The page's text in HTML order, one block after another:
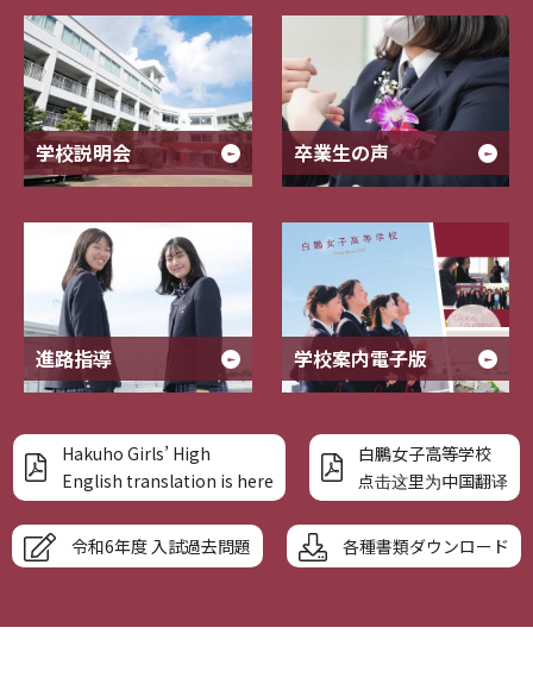
学校説明会 卒業生の声
進路指導 学校案内電子版
Hakuho Girls’ High
English translation is here
白鵬女子高等学校
点击这里为中国翻译
令和6年度 入試過去問題 各種書類ダウンロード